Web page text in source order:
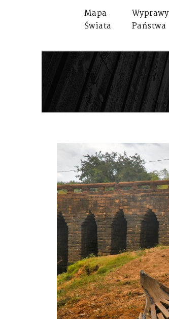
Mapa
Świata
Wyprawy
Państwa